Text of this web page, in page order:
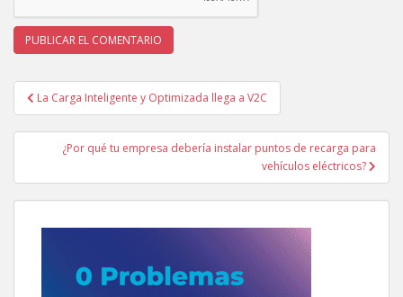
Navegación
de
entradas
La Carga Inteligente y Optimizada llega a V2C
¿Por qué tu empresa debería instalar puntos de recarga para
vehículos eléctricos?